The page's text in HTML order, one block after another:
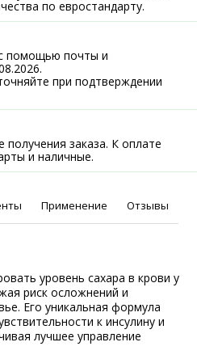
по евростандарту.
помощью почты и
при подтверждении
заказа. К оплате
и наличные.
Применение Отзывы
уровень сахара в крови у
риск осложнений и
Его уникальная формула
к инсулину и
лучшее управление